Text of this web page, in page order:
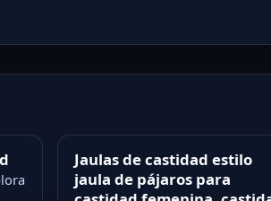
Jaulas de castidad estilo
jaula de pájaros para